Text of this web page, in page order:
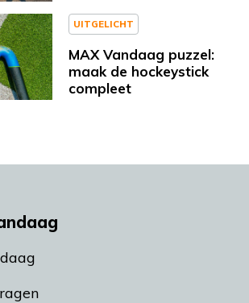
UITGELICHT
MAX Vandaag puzzel:
maak de hockeystick
compleet